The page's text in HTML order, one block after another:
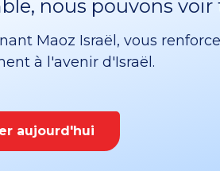
nous pouvons voir
Maoz Israël, vous
à l'avenir d'Israël.
aujourd'hui